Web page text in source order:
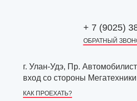
+ 7 (9025)
ОБРАТНЫЙ
г. Улан-Удэ, Пр.
вход со стороны Мегатехники
КАК ПРОЕХАТЬ?